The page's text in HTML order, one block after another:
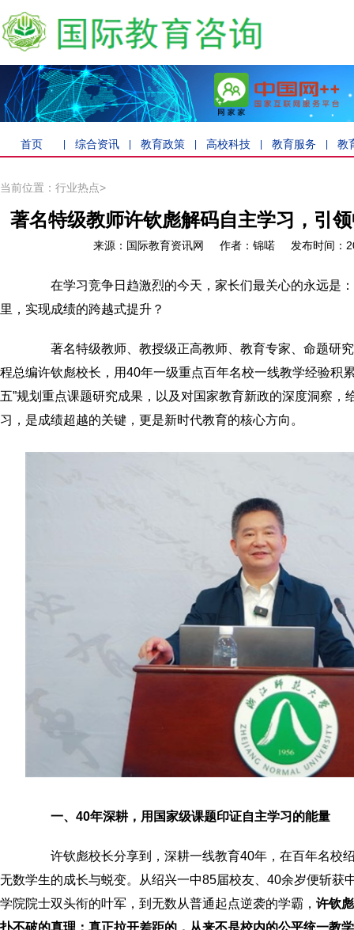
首页 综合资讯 教育政策 高校科技 教育服务 教
当前位置：行业热点>
著名特级教师许钦彪解码自主学习，引
来源：国际教育资讯网 作者：锦喏 发布时间
在学习竞争日趋激烈的今天，家长们最关心的永远是：
里，实现成绩的跨越式提升？
著名特级教师、教授级正高教师、教育专家、命题研究
程总编许钦彪校长，用40年一级重点百年名校一线教学经验积
五”规划重点课题研究成果，以及对国家教育新政的深度洞察，
习，是成绩超越的关键，更是新时代教育的核心方向。
一、40年深耕，用国家级课题印证自主学习的能量
许钦彪校长分享到，深耕一线教育40年，在百年名校
无数学生的成长与蜕变。从绍兴一中85届校友、40余岁便斩获
学院院士双头衔的叶军，到无数从普通起点逆袭的学霸， 许钦